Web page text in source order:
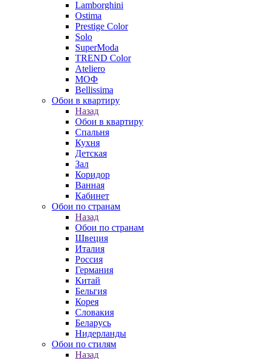
Lamborghini
Ostima
Prestige Color
Solo
SuperModa
TREND Color
Ateliero
МОФ
Bellissima
Обои в квартиру
Назад
Обои в квартиру
Спальня
Кухня
Детская
Зал
Коридор
Ванная
Кабинет
Обои по странам
Назад
Обои по странам
Швеция
Италия
Россия
Германия
Китай
Бельгия
Корея
Словакия
Беларусь
Нидерланды
Обои по стилям
Назад